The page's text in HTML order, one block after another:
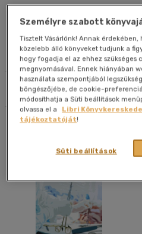
Művei
Szűrés
Eladott darabszám
Eladott darabszám szerint
Cím szerint A-Z
Szerző szerint A-Z
Megjelenítés
20 db / oldal
Személyre szabott
Tisztelt Vásárlónk! Annak
közelebb álló könyveket tudjunk a
hogy fogadja el az ehhez szükséges
megnyomásával. Ennek hiányában
használata szempontjából
böngészőjébe, de cookie-
módosíthatja a Süti beállítások
olvassa el a
Libri
tájékoztatóját!
Süti beállítások